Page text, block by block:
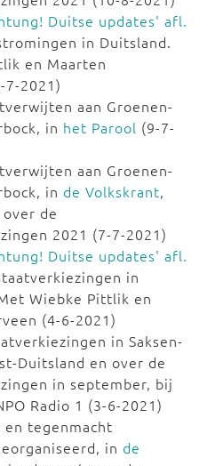
Duitse updates' afl.
in Duitsland.
en Maarten
7-2021)
aan Groenen-
in het Parool (9-7-
aan Groenen-
in de Volkskrant,
de
2021 (7-7-2021)
Duitse updates' afl.
in
Wiebke Pittlik en
(4-6-2021)
in Saksen-
Duitsland en over de
in september, bij
Radio 1 (3-6-2021)
en tegenmacht
in de